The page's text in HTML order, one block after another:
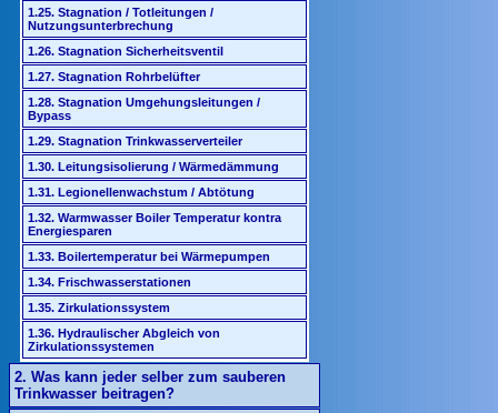
1.25. Stagnation / Totleitungen /
Nutzungsunterbrechung
1.26. Stagnation Sicherheitsventil
1.27. Stagnation Rohrbelüfter
1.28. Stagnation Umgehungsleitungen /
Bypass
1.29. Stagnation Trinkwasserverteiler
1.30. Leitungsisolierung / Wärmedämmung
1.31. Legionellenwachstum / Abtötung
1.32. Warmwasser Boiler Temperatur kontra
Energiesparen
1.33. Boilertemperatur bei Wärmepumpen
1.34. Frischwasserstationen
1.35. Zirkulationssystem
1.36. Hydraulischer Abgleich von
Zirkulationssystemen
2. Was kann jeder selber zum sauberen
Trinkwasser beitragen?